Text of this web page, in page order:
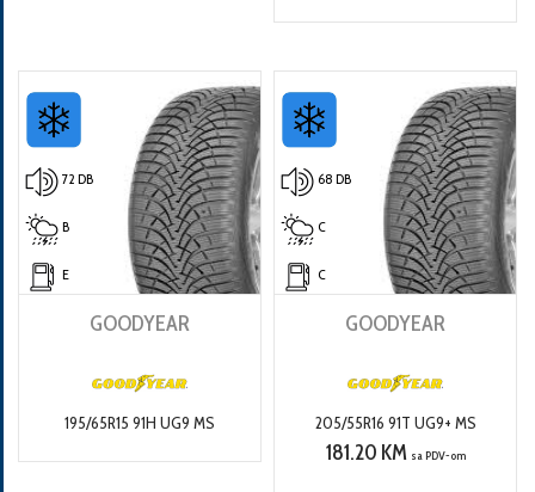
72 DB
B
E
GOODYEAR
195/65R15 91H UG9 MS
68 DB
C
C
GOODYEAR
205/55R16 91T UG9+ MS
181.20 KM sa PDV-om